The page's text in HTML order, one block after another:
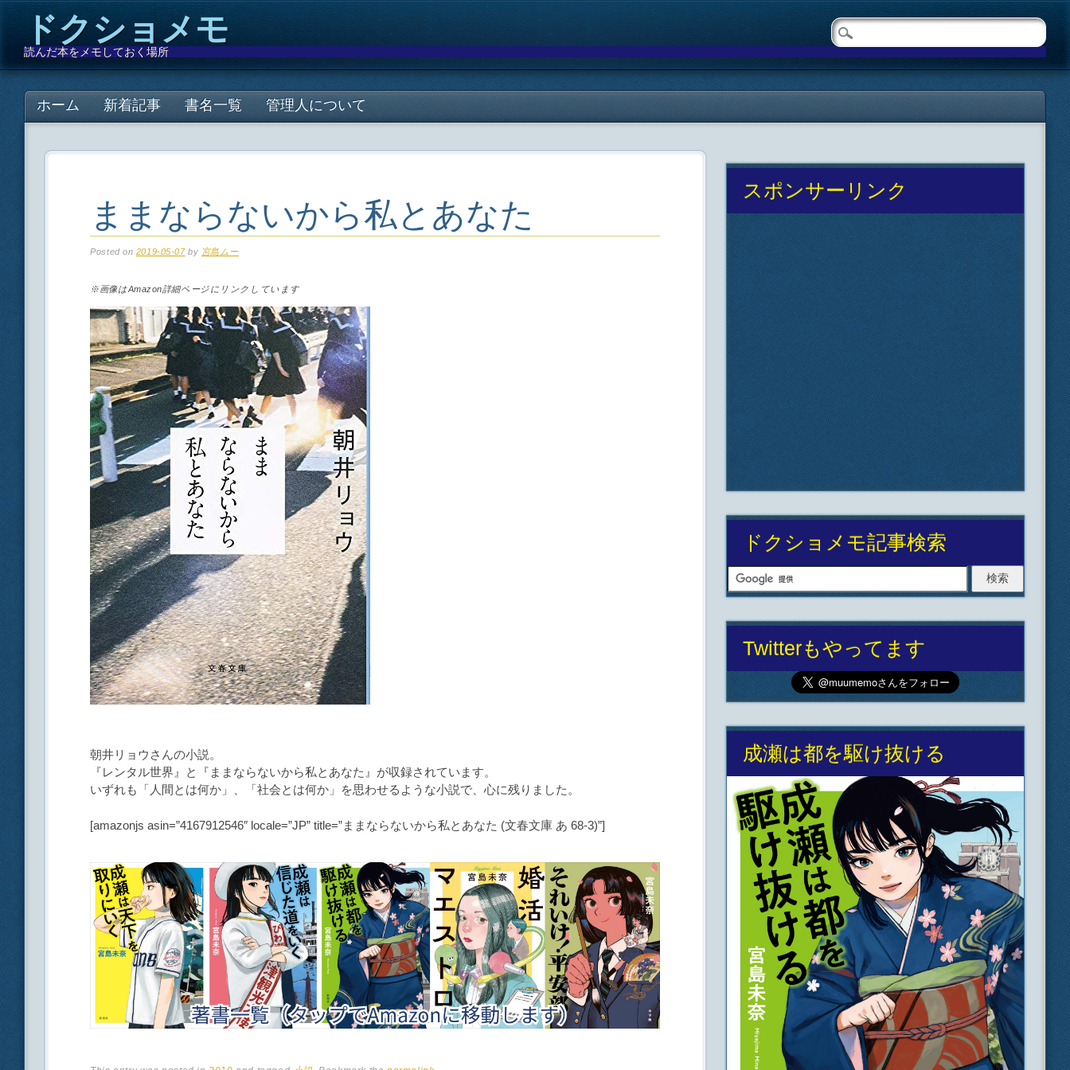
ドクショメモ
読んだ本をメモしておく場所
Main menu
Skip
to
ホーム 新着記事 書名一覧 管理人について
ままならないから私とあなた
Posted on 2019-05-07 by 宮島ムー
※画像はAmazon詳細ページにリンクしています
朝井リョウさんの小説。
『レンタル世界』と『ままならないから私とあなた』が収録されています。
いずれも「人間とは何か」、「社会とは何か」を思わせるような小説で、心に残りました。
[amazonjs asin=”4167912546″ locale=”JP” title=”ままならないから私とあなた (文春文庫 あ 68-3)”]
スポンサーリンク
ドクショメモ記事検索
Twitterもやってます
成瀬は都を駆け抜ける